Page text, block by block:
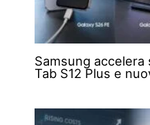
Samsung accelera
Tab S12 Plus e